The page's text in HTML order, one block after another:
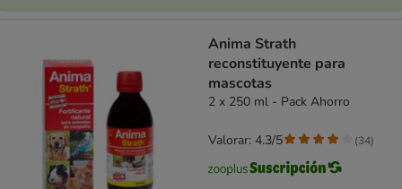
Anima Strath
reconstituyente para
mascotas
2 x 250 ml - Pack Ahorro
Valorar: 4.3/5 (34)